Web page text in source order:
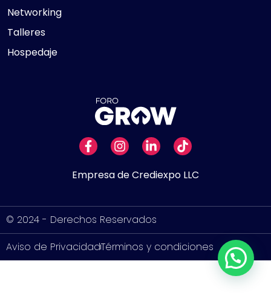
Networking
Talleres
Hospedaje
Empresa de Crediexpo LLC
© 2024 - Derechos Reservados
Aviso de PrivacidadTérminos y condiciones